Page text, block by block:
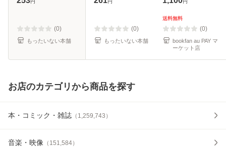
円
(0)
もったいない本舗
円
(0)
もったいない本舗
円
送料無料
(0)
bookfan au PAY マ
ーケット店
お店のカテゴリから商品を探す
本・コミック・雑誌 （ 1,259,743 ）
音楽・映像 （ 151,584）